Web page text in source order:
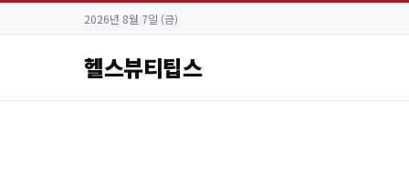
2026년 8월 7일 (금)
헬스뷰티팁스